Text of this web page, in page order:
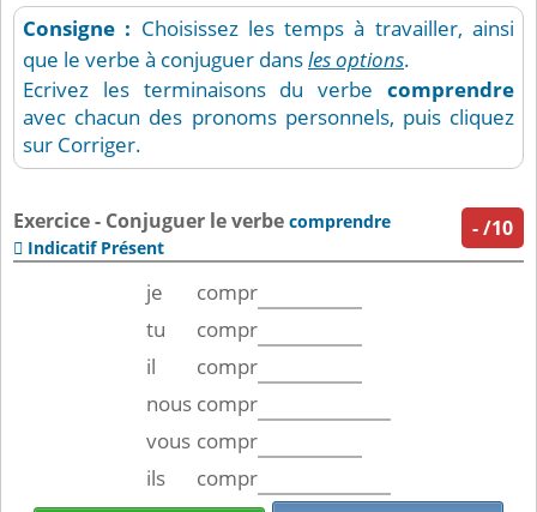
Consigne : Choisissez les temps à travailler, ainsi
que le verbe à conjuguer dansles options.
Ecrivez les terminaisons du verbe comprendre
avec chacun des pronoms personnels, puis cliquez
sur Corriger.
-/10
Exercice - Conjuguer le verbe comprendre
 Indicatif Présent
je
compr
tu
compr
il
compr
nous compr
vous compr
ils
compr